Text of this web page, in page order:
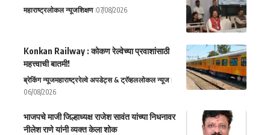
महाराष्ट्रलोकल न्यूजशिक्षण 07/08/2026
Konkan Railway : कोकण रेल्वेच्या प्रवाशांसाठी
महत्त्वाची बातमी!
ब्रेकिंग न्यूजमहाराष्ट्ररेल्वे अपडेट्स & ट्रॅव्हललोकल न्यूज
06/08/2026
भाजपचे माजी जिल्हाध्यक्ष राजेश सावंत यांच्या निधनावर
नीलेश राणे यांनी व्यक्त केला शोक